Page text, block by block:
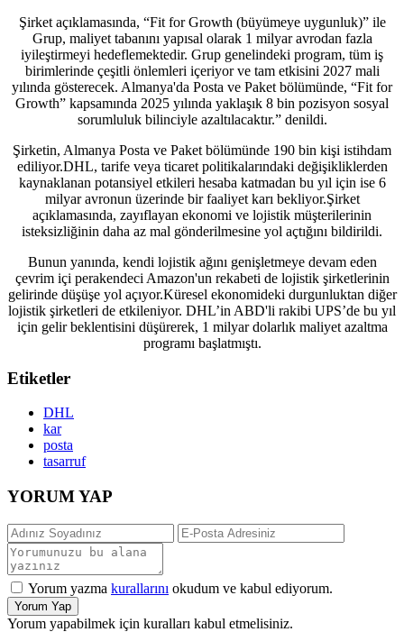
Şirket açıklamasında, “Fit for Growth (büyümeye uygunluk)” ile
Grup, maliyet tabanını yapısal olarak 1 milyar avrodan fazla
iyileştirmeyi hedeflemektedir. Grup genelindeki program, tüm iş
birimlerinde çeşitli önlemleri içeriyor ve tam etkisini 2027 mali
yılında gösterecek. Almanya'da Posta ve Paket bölümünde, “Fit for
Growth” kapsamında 2025 yılında yaklaşık 8 bin pozisyon sosyal
sorumluluk bilinciyle azaltılacaktır.” denildi.
Şirketin, Almanya Posta ve Paket bölümünde 190 bin kişi istihdam
ediliyor.DHL, tarife veya ticaret politikalarındaki değişikliklerden
kaynaklanan potansiyel etkileri hesaba katmadan bu yıl için ise 6
milyar avronun üzerinde bir faaliyet karı bekliyor.Şirket
açıklamasında, zayıflayan ekonomi ve lojistik müşterilerinin
isteksizliğinin daha az mal gönderilmesine yol açtığını bildirildi.
Bunun yanında, kendi lojistik ağını genişletmeye devam eden
çevrim içi perakendeci Amazon'un rekabeti de lojistik şirketlerinin
gelirinde düşüşe yol açıyor.Küresel ekonomideki durgunluktan diğer
lojistik şirketleri de etkileniyor. DHL’in ABD'li rakibi UPS’de bu yıl
için gelir beklentisini düşürerek, 1 milyar dolarlık maliyet azaltma
programı başlatmıştı.
Etiketler
DHL
kar
posta
tasarruf
YORUM YAP
Yorum yazma kurallarını okudum ve kabul ediyorum.
Yorum Yap
Yorum yapabilmek için kuralları kabul etmelisiniz.